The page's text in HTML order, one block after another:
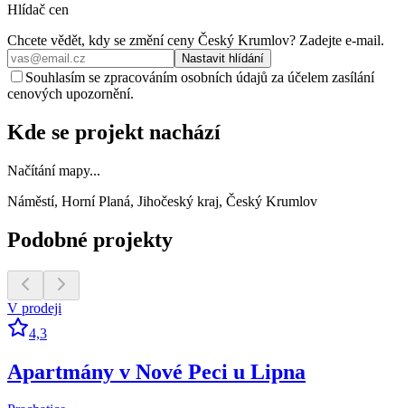
Hlídač cen
Chcete vědět, kdy se změní ceny Český Krumlov? Zadejte e‑mail.
Nastavit hlídání
Souhlasím se zpracováním osobních údajů za účelem zasílání
cenových upozornění.
Kde se projekt nachází
Načítání mapy...
Náměstí, Horní Planá, Jihočeský kraj, Český Krumlov
Podobné projekty
V prodeji
4,3
Apartmány v Nové Peci u Lipna